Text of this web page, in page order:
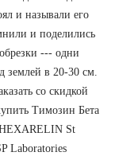
и называли его
и поделились
--- одни
землей в 20-30 см.
со скидкой
Tимозин Бета
St
Laboratories